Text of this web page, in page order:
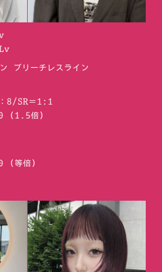
ブリーチレスライン
8/SR＝1:1
(1.5倍)
(等倍)